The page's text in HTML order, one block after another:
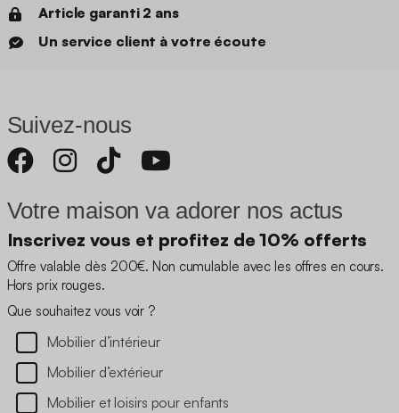
Article garanti 2 ans
Un service client à votre écoute
Suivez-nous
Votre maison va adorer nos actus
Inscrivez vous et profitez de 10% offerts
Offre valable dès 200€. Non cumulable avec les offres en cours.
Hors prix rouges.
Que souhaitez vous voir ?
Mobilier d’intérieur
Mobilier d’extérieur
Mobilier et loisirs pour enfants